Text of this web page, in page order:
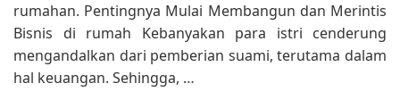
rumahan. Pentingnya Mulai Membangun dan Merintis
Bisnis di rumah Kebanyakan para istri cenderung
mengandalkan dari pemberian suami, terutama dalam
hal keuangan. Sehingga, …